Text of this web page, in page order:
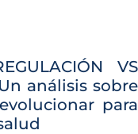
VS
análisis sobre
para